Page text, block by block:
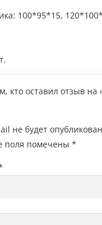
100*95*15,
кто оставил отзыв на
не будет
поля помечены *